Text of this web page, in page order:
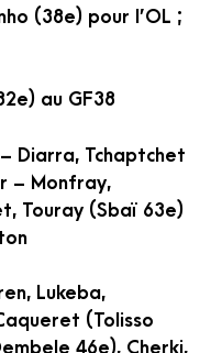
(38e) pour l’OL ;
au GF38
Diarra, Tchaptchet
– Monfray,
Touray (Sbaï 63e)
Lukeba,
(Tolisso
46e), Cherki,